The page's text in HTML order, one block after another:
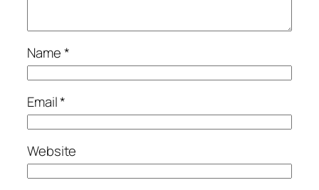
Name*
Email*
Website